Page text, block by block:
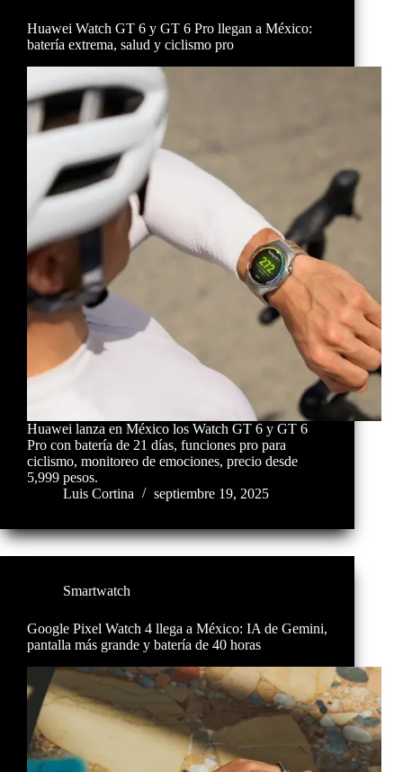
Huawei Watch GT 6 y GT 6 Pro llegan a México:
batería extrema, salud y ciclismo pro
Huawei lanza en México los Watch GT 6 y GT 6
Pro con batería de 21 días, funciones pro para
ciclismo, monitoreo de emociones, precio desde
5,999 pesos.
Luis Cortina
septiembre 19, 2025
Smartwatch
Google Pixel Watch 4 llega a México: IA de Gemini,
pantalla más grande y batería de 40 horas